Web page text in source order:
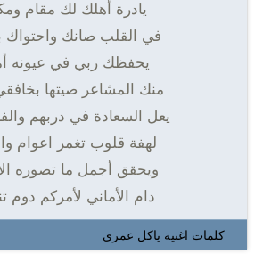
يادرة أهلك لك مقام
في القلب صانك واحتواك
يحفظك ربي في عيونه
منك المشاعر صيتها
يعل السعادة في دربهم
لهفة قلوب تغمر اعوام
ويحقق أجمل ما تصوره
دام الأماني لأمركم دوم
كلمات اغنية ياكل عمري